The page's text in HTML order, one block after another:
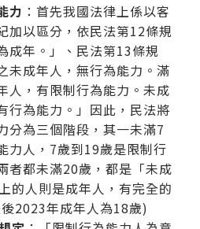
力 ：首先我國法律上係以客
加以區分，依民法第12條規
成年。」、民法第13條規
未成年人，無行為能力。滿
人，有限制行為能力。未成
行為能力。」因此，民法將
分為三個階段，其一未滿7
力人，7歲到19歲是限制行
者都未滿20歲，都是「未成
的人則是成年人，有完全的
2023年成年人為18歲)